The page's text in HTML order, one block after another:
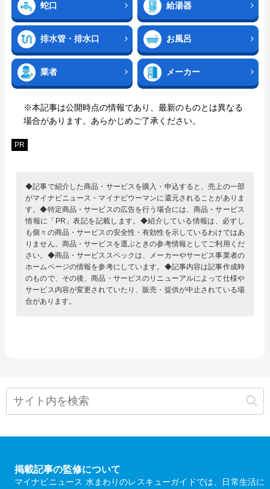
蛇口 給湯器
排水管・排水口 お風呂
業者 メーカー
※本記事は公開時点の情報であり、最新のものとは異なる
場合があります。あらかじめご了承ください。
PR
◆記事で紹介した商品・サービスを購入・申込すると、売上の一部
がマイナビニュース・マイナビウーマンに還元されることがありま
す。◆特定商品・サービスの広告を行う場合には、商品・サービス
情報に「PR」表記を記載します。◆紹介している情報は、必ずし
も個々の商品・サービスの安全性・有効性を示しているわけではあ
りません。商品・サービスを選ぶときの参考情報としてご利用くだ
さい。◆商品・サービススペックは、メーカーやサービス事業者の
ホームページの情報を参考にしています。◆記事内容は記事作成時
のもので、その後、商品・サービスのリニューアルによって仕様や
サービス内容が変更されていたり、販売・提供が中止されている場
合があります。
掲載記事の監修について
マイナビニュース 水まわりのレスキューガイドでは、日常生活に